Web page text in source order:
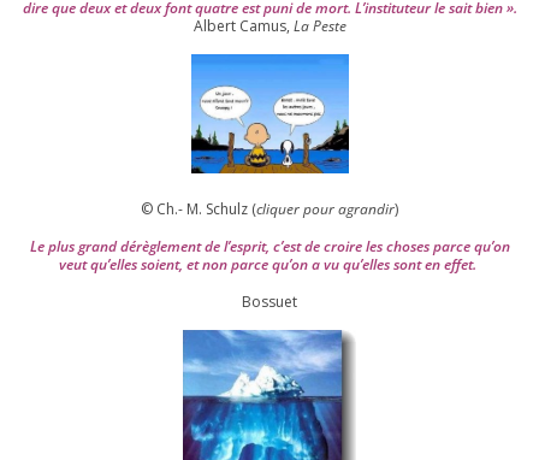
dire que deux et deux font quatre est puni de mort. L’instituteur le sait bien ».
Albert Camus, La Peste
© Ch.- M. Schulz (cli­quer pour agran­dir)
Le plus grand dérè­gle­ment de l’es­prit, c’est de croire les choses parce qu’on
veut qu’elles soient, et non parce qu’on a vu qu’elles sont en effet.
Bossuet